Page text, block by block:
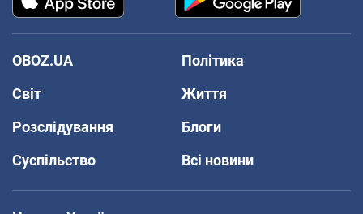
OBOZ.UA
Політика
Світ
Життя
Розслідування
Блоги
Суспільство
Всі новини